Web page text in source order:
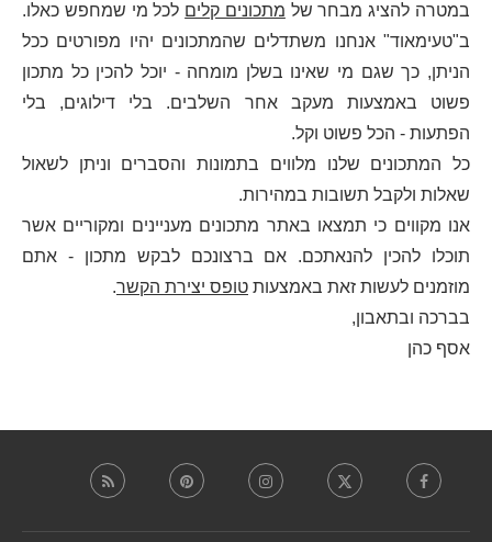
במטרה להציג מבחר של מתכונים קלים לכל מי שמחפש כאלו.
ב"טעימאוד" אנחנו משתדלים שהמתכונים יהיו מפורטים ככל
הניתן, כך שגם מי שאינו בשלן מומחה - יוכל להכין כל מתכון
פשוט באמצעות מעקב אחר השלבים. בלי דילוגים, בלי
הפתעות - הכל פשוט וקל.
כל המתכונים שלנו מלווים בתמונות והסברים וניתן לשאול
שאלות ולקבל תשובות במהירות.
אנו מקווים כי תמצאו באתר מתכונים מעניינים ומקוריים אשר
תוכלו להכין להנאתכם. אם ברצונכם לבקש מתכון - אתם
מוזמנים לעשות זאת באמצעות טופס יצירת הקשר.
בברכה ובתאבון,
אסף כהן